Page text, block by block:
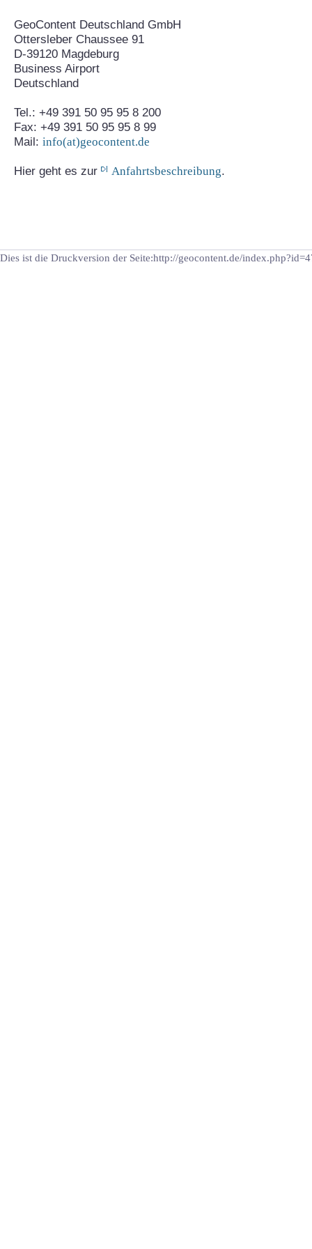
GeoContent Deutschland GmbH
Ottersleber Chaussee 91
D-39120 Magdeburg
Business Airport
Deutschland
Tel.: +49 391 50 95 95 8 200
Fax: +49 391 50 95 95 8 99
Mail: info(at)geocontent.de
Hier geht es zur Anfahrtsbeschreibung.
Dies ist die Druckversion der Seite:http://geocontent.de/